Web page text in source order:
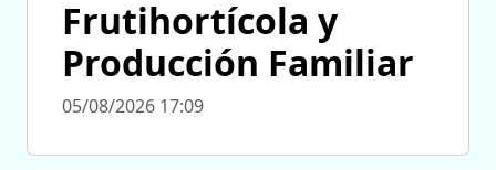
Frutihortícola y
Producción Familiar
05/08/2026 17:09